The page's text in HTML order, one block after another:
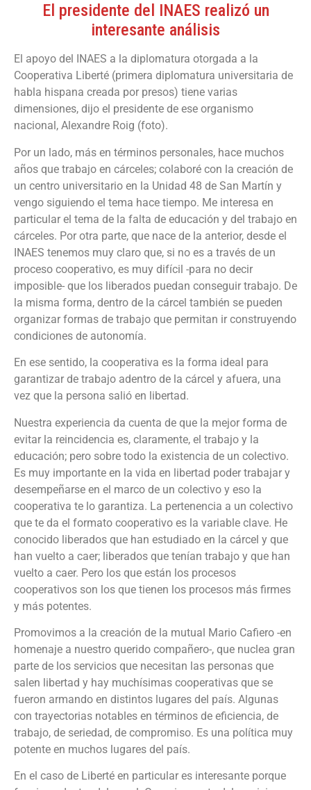
El presidente del INAES realizó un
interesante análisis
El apoyo del INAES a la diplomatura otorgada a la
Cooperativa Liberté (primera diplomatura universitaria de
habla hispana creada por presos) tiene varias
dimensiones, dijo el presidente de ese organismo
nacional, Alexandre Roig (foto).
Por un lado, más en términos personales, hace muchos
años que trabajo en cárceles; colaboré con la creación de
un centro universitario en la Unidad 48 de San Martín y
vengo siguiendo el tema hace tiempo. Me interesa en
particular el tema de la falta de educación y del trabajo en
cárceles. Por otra parte, que nace de la anterior, desde el
INAES tenemos muy claro que, si no es a través de un
proceso cooperativo, es muy difícil -para no decir
imposible- que los liberados puedan conseguir trabajo. De
la misma forma, dentro de la cárcel también se pueden
organizar formas de trabajo que permitan ir construyendo
condiciones de autonomía.
En ese sentido, la cooperativa es la forma ideal para
garantizar de trabajo adentro de la cárcel y afuera, una
vez que la persona salió en libertad.
Nuestra experiencia da cuenta de que la mejor forma de
evitar la reincidencia es, claramente, el trabajo y la
educación; pero sobre todo la existencia de un colectivo.
Es muy importante en la vida en libertad poder trabajar y
desempeñarse en el marco de un colectivo y eso la
cooperativa te lo garantiza. La pertenencia a un colectivo
que te da el formato cooperativo es la variable clave. He
conocido liberados que han estudiado en la cárcel y que
han vuelto a caer; liberados que tenían trabajo y que han
vuelto a caer. Pero los que están los procesos
cooperativos son los que tienen los procesos más firmes
y más potentes.
Promovimos a la creación de la mutual Mario Cafiero -en
homenaje a nuestro querido compañero-, que nuclea gran
parte de los servicios que necesitan las personas que
salen libertad y hay muchísimas cooperativas que se
fueron armando en distintos lugares del país. Algunas
con trayectorias notables en términos de eficiencia, de
trabajo, de seriedad, de compromiso. Es una política muy
potente en muchos lugares del país.
En el caso de Liberté en particular es interesante porque